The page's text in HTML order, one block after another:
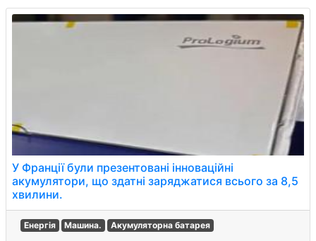
У Франції були презентовані інноваційні
акумулятори, що здатні заряджатися всього за 8,5
хвилини.
Енергія Машина. Акумуляторна батарея